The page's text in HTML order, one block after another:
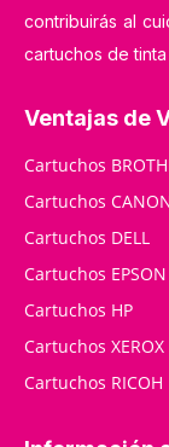
contribuirás al
cartuchos de
Ventajas de
Cartuchos
Cartuchos
Cartuchos DELL
Cartuchos EPSON
Cartuchos HP
Cartuchos XEROX
Cartuchos RICOH